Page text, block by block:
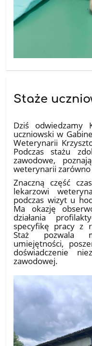
Staże
Dziś odwiedzamy
uczniowski w
Weterynarii
Podczas stażu
zawodowe,
weterynarii
Znaczną część
lekarzowi
podczas wizyt u
Ma okazję
działania
specyfikę pracy z
Staż pozwala
umiejętności,
doświadczenie
zawodowej.